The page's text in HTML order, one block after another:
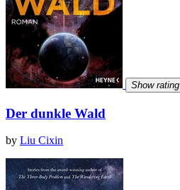
Show rating
Der dunkle Wald
by Liu Cixin